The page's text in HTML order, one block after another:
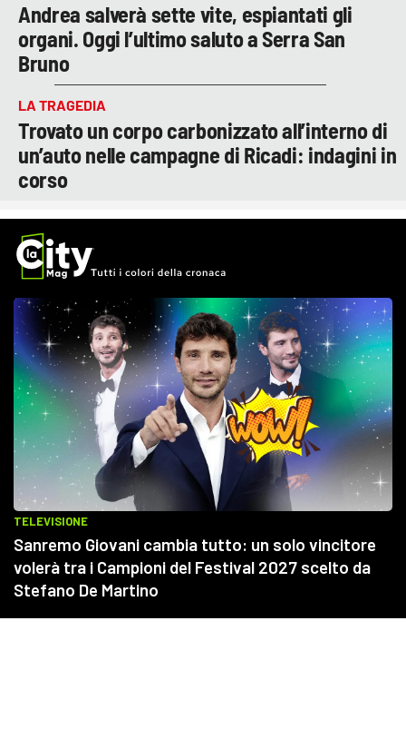
Andrea salverà sette vite, espiantati gli
organi. Oggi l’ultimo saluto a Serra San
Bruno
LA TRAGEDIA
Trovato un corpo carbonizzato all’interno di
un’auto nelle campagne di Ricadi: indagini in
corso